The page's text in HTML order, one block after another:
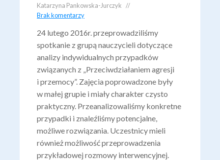
Katarzyna Pankowska-Jurczyk
Brak komentarzy
24 lutego 2016r. przeprowadziliśmy
spotkanie z grupą nauczycieli dotyczące
analizy indywidualnych przypadków
związanych z „Przeciwdziałaniem agresji
i przemocy”. Zajęcia poprowadzone były
w małej grupie i miały charakter czysto
praktyczny. Przeanalizowaliśmy konkretne
przypadki i znaleźliśmy potencjalne,
możliwe rozwiązania. Uczestnicy mieli
również możliwość przeprowadzenia
przykładowej rozmowy interwencyjnej.